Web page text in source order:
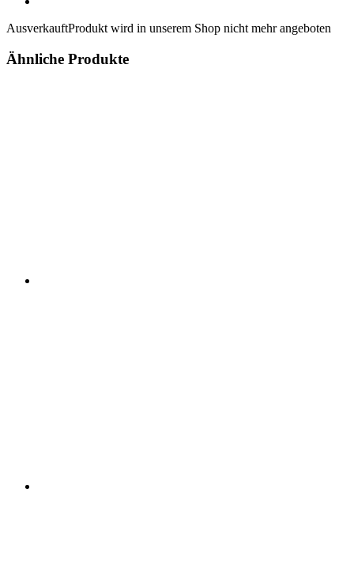
AusverkauftProdukt wird in unserem Shop nicht mehr angeboten
Ähnliche Produkte